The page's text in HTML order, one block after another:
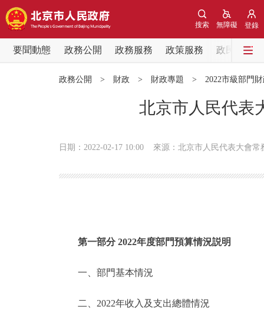
登錄
無障礙
搜索
要聞動態 政務公開 政務服務 政策服務
政民互動
政務公開 > 財政 > 財政專題 > 2022市級部門
北京市人民代表
日期：2022-02-17 10:00 來源：北京市人民代表大會常
第一部分 2022年度部門預算情況説明
一、部門基本情況
二、2022年收入及支出總體情況